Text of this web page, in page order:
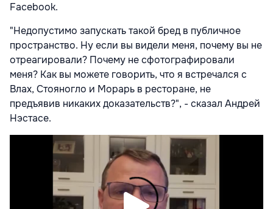
Facebook.
"Недопустимо запускать такой бред в публичное
пространство. Ну если вы видели меня, почему вы не
отреагировали? Почему не сфотографировали
меня? Как вы можете говорить, что я встречался с
Влах, Стояногло и Морарь в ресторане, не
предъявив никаких доказательств?", - сказал Андрей
Нэстасе.